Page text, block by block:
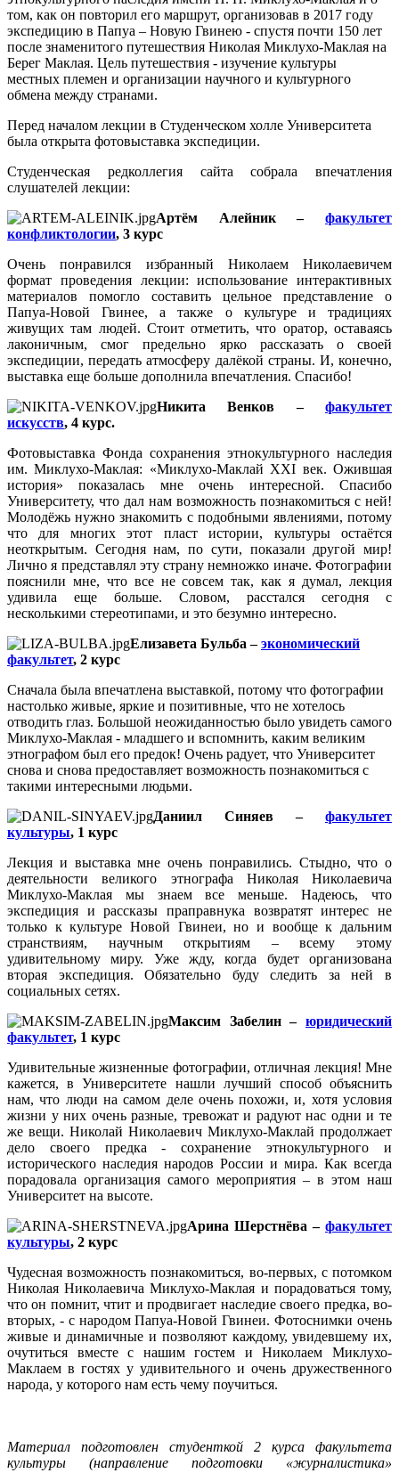
том, как он повторил его маршрут, организовав в 2017 году
экспедицию в Папуа – Новую Гвинею - спустя почти 150 лет
после знаменитого путешествия Николая Миклухо-Маклая на
Берег Маклая. Цель путешествия - изучение культуры
местных племен и организации научного и культурного
обмена между странами.
Перед началом лекции в Студенческом холле Университета
была открыта фотовыставка экспедиции.
Студенческая редколлегия сайта собрала впечатления
слушателей лекции:
Артём Алейник – факультет
конфликтологии, 3 курс
Очень понравился избранный Николаем Николаевичем
формат проведения лекции: использование интерактивных
материалов помогло составить цельное представление о
Папуа-Новой Гвинее, а также о культуре и традициях
живущих там людей. Стоит отметить, что оратор, оставаясь
лаконичным, смог предельно ярко рассказать о своей
экспедиции, передать атмосферу далёкой страны. И, конечно,
выставка еще больше дополнила впечатления. Спасибо!
Никита Венков – факультет
искусств, 4 курс.
Фотовыставка Фонда сохранения этнокультурного наследия
им. Миклухо-Маклая: «Миклухо-Маклай XXI век. Ожившая
история» показалась мне очень интересной. Спасибо
Университету, что дал нам возможность познакомиться с ней!
Молодёжь нужно знакомить с подобными явлениями, потому
что для многих этот пласт истории, культуры остаётся
неоткрытым. Сегодня нам, по сути, показали другой мир!
Лично я представлял эту страну немножко иначе. Фотографии
пояснили мне, что все не совсем так, как я думал, лекция
удивила еще больше. Словом, расстался сегодня с
несколькими стереотипами, и это безумно интересно.
Елизавета Бульба –экономический
факультет, 2 курс
Сначала была впечатлена выставкой, потому что фотографии
настолько живые, яркие и позитивные, что не хотелось
отводить глаз. Большой неожиданностью было увидеть самого
Миклухо-Маклая - младшего и вспомнить, каким великим
этнографом был его предок! Очень радует, что Университет
снова и снова предоставляет возможность познакомиться с
такими интересными людьми.
Даниил Синяев – факультет
культуры, 1 курс
Лекция и выставка мне очень понравились. Стыдно, что о
деятельности великого этнографа Николая Николаевича
Миклухо-Маклая мы знаем все меньше. Надеюсь, что
экспедиция и рассказы праправнука возвратят интерес не
только к культуре Новой Гвинеи, но и вообще к дальним
странствиям, научным открытиям – всему этому
удивительному миру. Уже жду, когда будет организована
вторая экспедиция. Обязательно буду следить за ней в
социальных сетях.
Максим Забелин – юридический
факультет, 1 курс
Удивительные жизненные фотографии, отличная лекция! Мне
кажется, в Университете нашли лучший способ объяснить
нам, что люди на самом деле очень похожи, и, хотя условия
жизни у них очень разные, тревожат и радуют нас одни и те
же вещи. Николай Николаевич Миклухо-Маклай продолжает
дело своего предка - сохранение этнокультурного и
исторического наследия народов России и мира. Как всегда
порадовала организация самого мероприятия – в этом наш
Университет на высоте.
Арина Шерстнёва – факультет
культуры, 2 курс
Чудесная возможность познакомиться, во-первых, с потомком
Николая Николаевича Миклухо-Маклая и порадоваться тому,
что он помнит, чтит и продвигает наследие своего предка, во-
вторых, - с народом Папуа-Новой Гвинеи. Фотоснимки очень
живые и динамичные и позволяют каждому, увидевшему их,
очутиться вместе с нашим гостем и Николаем Миклухо-
Маклаем в гостях у удивительного и очень дружественного
народа, у которого нам есть чему поучиться.
Материал подготовлен студенткой 2 курса факультета
культуры (направление подготовки «журналистика»